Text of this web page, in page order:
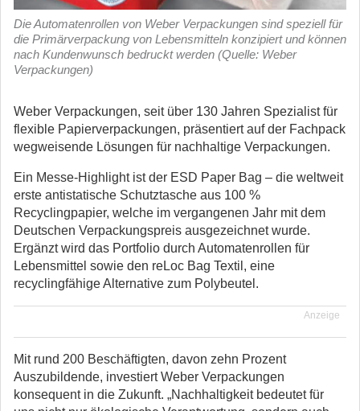
Die Automatenrollen von Weber Verpackungen sind speziell für
die Primärverpackung von Lebensmitteln konzipiert und können
nach Kundenwunsch bedruckt werden (Quelle: Weber
Verpackungen)
Weber Verpackungen, seit über 130 Jahren Spezialist für
flexible Papierverpackungen, präsentiert auf der Fachpack
wegweisende Lösungen für nachhaltige Verpackungen.
Ein Messe-Highlight ist der ESD Paper Bag – die weltweit
erste antistatische Schutztasche aus 100 %
Recyclingpapier, welche im vergangenen Jahr mit dem
Deutschen Verpackungspreis ausgezeichnet wurde.
Ergänzt wird das Portfolio durch Automatenrollen für
Lebensmittel sowie den reLoc Bag Textil, eine
recyclingfähige Alternative zum Polybeutel.
Anzeige
Mit rund 200 Beschäftigten, davon zehn Prozent
Auszubildende, investiert Weber Verpackungen
konsequent in die Zukunft. „Nachhaltigkeit bedeutet für